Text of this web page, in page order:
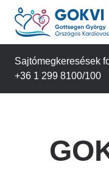
Ugrás
tartalomra
Sajtómegkeresések
+36 1 299 8100/100